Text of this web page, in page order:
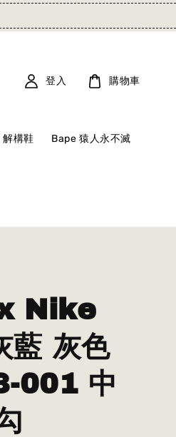
構鞋 Bape 猿人永不滅
登入 購物車
Nike
灰色
001 中